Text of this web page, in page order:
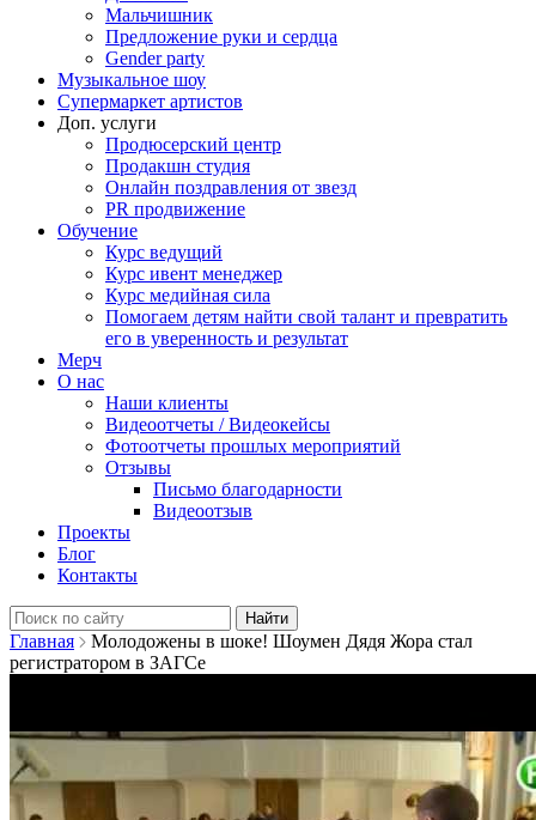
Мальчишник
Предложение руки и сердца
Gender party
Музыкальное шоу
Супермаркет артистов
Доп. услуги
Продюсерский центр
Продакшн студия
Онлайн поздравления от звезд
PR продвижение
Обучение
Курс ведущий
Курс ивент менеджер
Курс медийная сила
Помогаем детям найти свой талант и превратить
его в уверенность и результат
Мерч
О нас
Наши клиенты
Видеоотчеты / Видеокейсы
Фотоотчеты прошлых мероприятий
Отзывы
Письмо благодарности
Видеоотзыв
Проекты
Блог
Контакты
Найти:
Главная
Молодожены в шоке! Шоумен Дядя Жора стал
регистратором в ЗАГСе